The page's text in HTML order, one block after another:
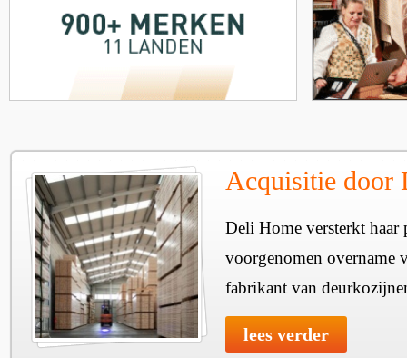
Acquisitie door
Deli Home versterkt haar
voorgenomen overname
fabrikant van
lees verder